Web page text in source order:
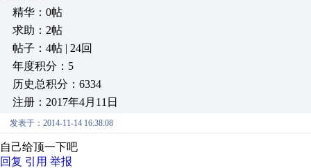
精华：0帖
求助：2帖
帖子：4帖 | 24回
年度积分：5
历史总积分：6334
注册：2017年4月11日
发表于：2014-11-14 16:38:08
自己给顶一下吧
回复 引用 举报